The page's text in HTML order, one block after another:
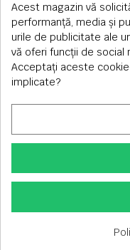
Copyright © 2026 S.C.
CUI: RO1824566
Tel fix: 0256-275 273
Acest magazin vă
performanță, media și
urile de publicitate ale
vă oferi funcții de social
Acceptați aceste
implicate?